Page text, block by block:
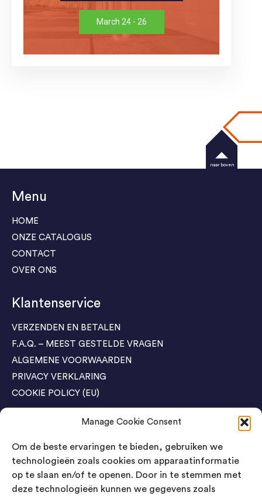
Manage Cookie Consent
Om de beste ervaringen te bieden, gebruiken we
technologieën zoals cookies om apparaatinformatie
op te slaan en/of te openen. Door in te stemmen met
deze technologieën kunnen we gegevens zoals
March 24 - 26
Menu
HOME
ONZE CATALOGUS
CONTACT
OVER ONS
Klantenservice
VERZENDEN EN BETALEN
F.A.Q. – MEEST GESTELDE VRAGEN
ALGEMENE VOORWAARDEN
PRIVACY VERKLARING
COOKIE POLICY (EU)
Agenda Trade Shows
04-05 November / SVG FAIR Winterswijk
Bestel GRATIS kaarten
Bestel GRATIS kaarten
naar boven